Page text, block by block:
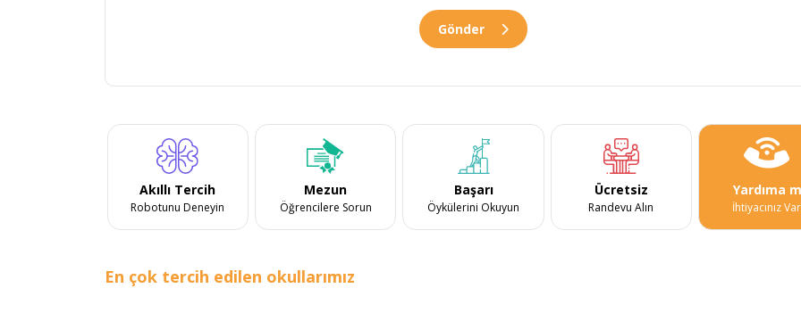
Gönder
Akıllı Tercih
Robotunu Deneyin
Mezun
Öğrencilere Sorun
Başarı
Öykülerini Okuyun
Ücretsiz
Randevu Alın
Yardıma
İhtiyacınız
En çok tercih edilen okullarımız